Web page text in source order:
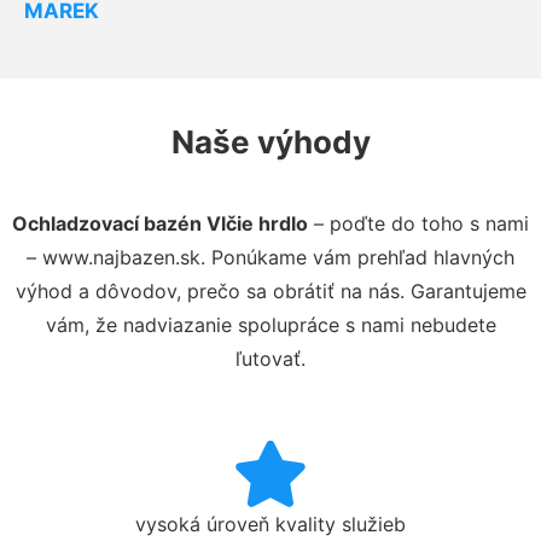
MAREK
Naše výhody
Ochladzovací bazén Vlčie hrdlo – poďte do toho s nami
– www.najbazen.sk. Ponúkame vám prehľad hlavných
výhod a dôvodov, prečo sa obrátiť na nás. Garantujeme
vám, že nadviazanie spolupráce s nami nebudete
ľutovať.
vysoká úroveň kvality služieb